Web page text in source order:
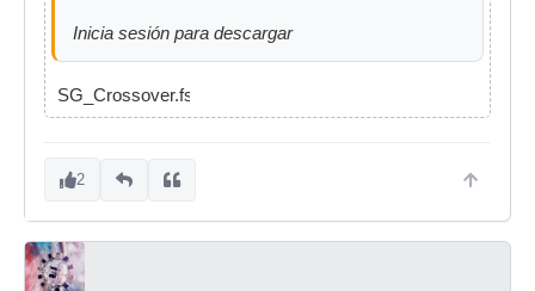
Inicia sesión para descargar
SG_Crossover.fst
2